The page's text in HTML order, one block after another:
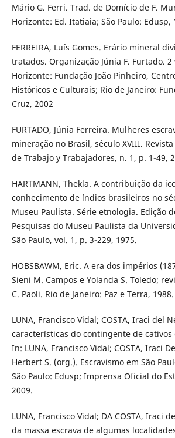
Mário G. Ferri. Trad. de Domício de F.
Horizonte: Ed. Itatiaia; São Paulo: Edusp,
FERREIRA, Luís Gomes. Erário mineral
tratados. Organização Júnia F. Furtado. 2
Horizonte: Fundação João Pinheiro,
Históricos e Culturais; Rio de Janeiro:
Cruz, 2002
FURTADO, Júnia Ferreira. Mulheres
mineração no Brasil, século XVIII.
de Trabajo y Trabajadores, n. 1, p. 1-49,
HARTMANN, Thekla. A contribuição da
conhecimento de índios brasileiros no
Museu Paulista. Série etnologia. Edição
Pesquisas do Museu Paulista da
São Paulo, vol. 1, p. 3-229, 1975.
HOBSBAWM, Eric. A era dos impérios
Sieni M. Campos e Yolanda S. Toledo;
C. Paoli. Rio de Janeiro: Paz e Terra, 1988.
LUNA, Francisco Vidal; COSTA, Iraci del
características do contingente de cativos
In: LUNA, Francisco Vidal; COSTA, Iraci
Herbert S. (org.). Escravismo em São
São Paulo: Edusp; Imprensa Oficial do
2009.
LUNA, Francisco Vidal; DA COSTA, Iraci
da massa escrava de algumas